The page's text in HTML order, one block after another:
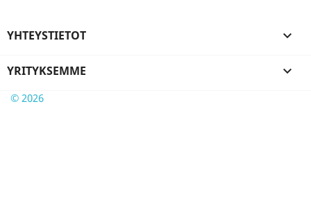
YHTEYSTIETOT 
YRITYKSEMME 
© 2026